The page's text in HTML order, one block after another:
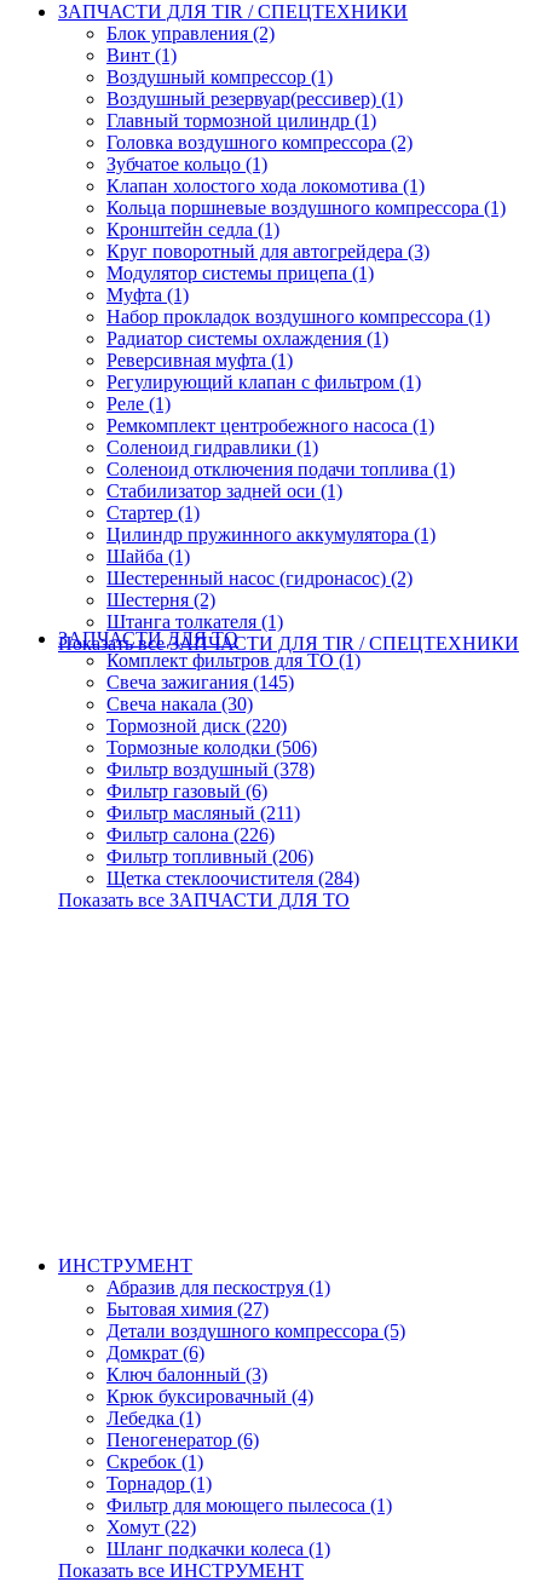
ЗАПЧАСТИ ДЛЯ TIR / СПЕЦТЕХНИКИ
Блок управления (2)
Винт (1)
Воздушный компрессор (1)
Воздушный резервуар(рессивер) (1)
Главный тормозной цилиндр (1)
Головка воздушного компрессора (2)
Зубчатое кольцо (1)
Клапан холостого хода локомотива (1)
Кольца поршневые воздушного компрессора (1)
Кронштейн седла (1)
Круг поворотный для автогрейдера (3)
Модулятор системы прицепа (1)
Муфта (1)
Набор прокладок воздушного компрессора (1)
Радиатор системы охлаждения (1)
Реверсивная муфта (1)
Регулирующий клапан с фильтром (1)
Реле (1)
Ремкомплект центробежного насоса (1)
Соленоид гидравлики (1)
Соленоид отключения подачи топлива (1)
Стабилизатор задней оси (1)
Стартер (1)
Цилиндр пружинного аккумулятора (1)
Шайба (1)
Шестеренный насос (гидронасос) (2)
Шестерня (2)
Штанга толкателя (1)
Показать все ЗАПЧАСТИ ДЛЯ TIR / СПЕЦТЕХНИКИ
ЗАПЧАСТИ ДЛЯ ТО
Комплект фильтров для ТО (1)
Свеча зажигания (145)
Свеча накала (30)
Тормозной диск (220)
Тормозные колодки (506)
Фильтр воздушный (378)
Фильтр газовый (6)
Фильтр масляный (211)
Фильтр салона (226)
Фильтр топливный (206)
Щетка стеклоочистителя (284)
Показать все ЗАПЧАСТИ ДЛЯ ТО
ИНСТРУМЕНТ
Абразив для пескоструя (1)
Бытовая химия (27)
Детали воздушного компрессора (5)
Домкрат (6)
Ключ балонный (3)
Крюк буксировачный (4)
Лебедка (1)
Пеногенератор (6)
Скребок (1)
Торнадор (1)
Фильтр для моющего пылесоса (1)
Хомут (22)
Шланг подкачки колеса (1)
Показать все ИНСТРУМЕНТ